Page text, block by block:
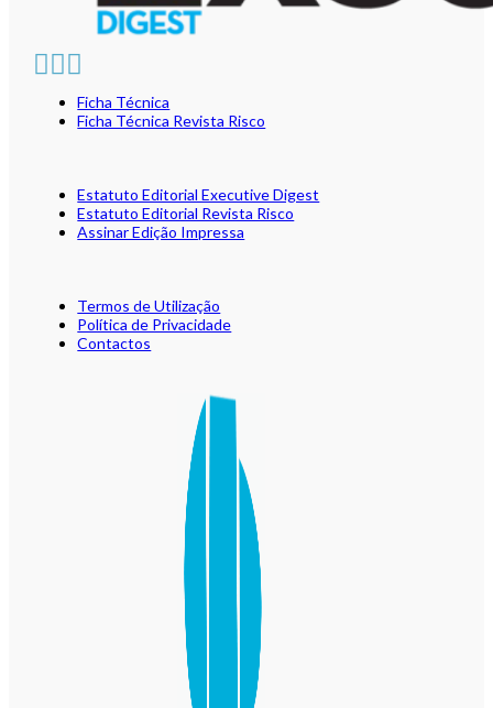
Ficha Técnica
Ficha Técnica Revista Risco
Estatuto Editorial Executive Digest
Estatuto Editorial Revista Risco
Assinar Edição Impressa
Termos de Utilização
Política de Privacidade
Contactos